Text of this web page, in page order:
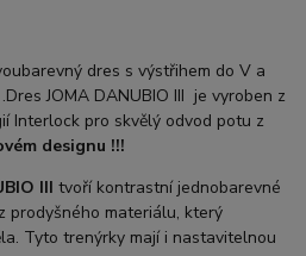
dres s výstřihem do V a
JOMA DANUBIO III je vyroben z
Interlock pro skvělý odvod potu z
designu !!!
III tvoří kontrastní jednobarevné
prodyšného materiálu, který
Tyto trenýrky mají i nastavitelnou